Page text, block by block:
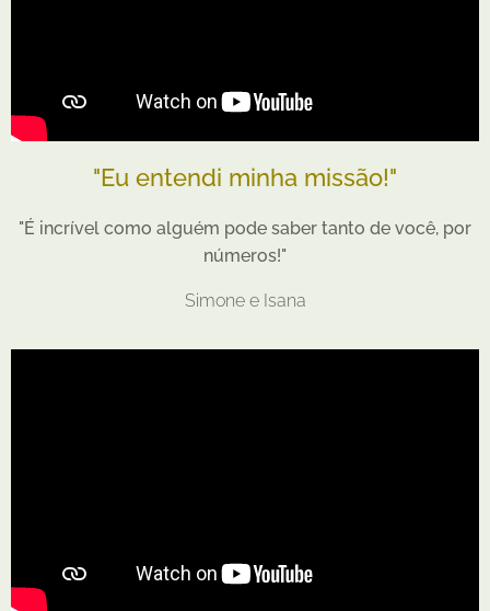
"Eu entendi minha missão!"
"É incrível como alguém pode saber tanto de você, por
números!"
Simone e Isana